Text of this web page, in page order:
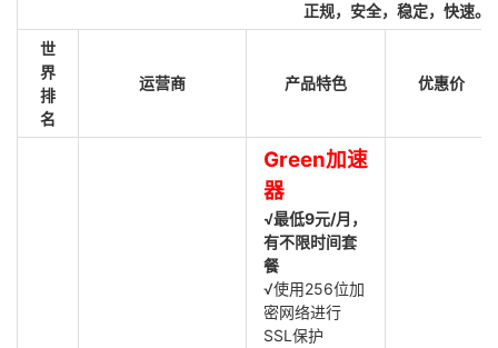
正规，安全，稳定，快速。
世
界
排
名
运营商 产品特色 优惠价
Green加速
器
√最低9元/月，
有不限时间套
餐
√使用256位加
密网络进行
SSL保护